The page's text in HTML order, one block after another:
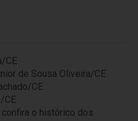
CE
de Sousa Oliveira/CE
CE
CE
o histórico dos